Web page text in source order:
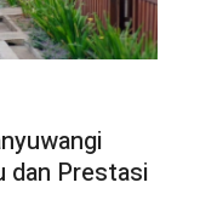
dan Prestasi